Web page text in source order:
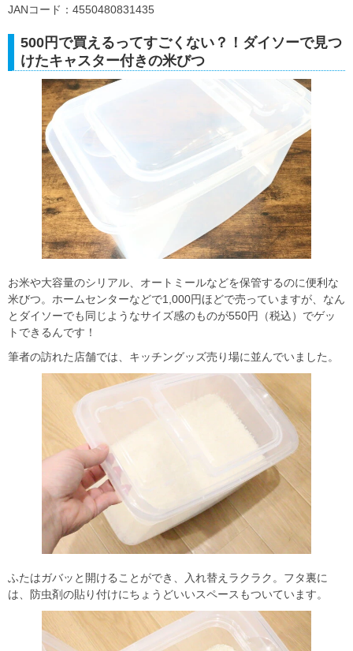
JANコード：4550480831435
500円で買えるってすごくない？！ダイソーで見つ
けたキャスター付きの米びつ
お米や大容量のシリアル、オートミールなどを保管するのに便利な
米びつ。ホームセンターなどで1,000円ほどで売っていますが、なん
とダイソーでも同じようなサイズ感のものが550円（税込）でゲッ
トできるんです！
筆者の訪れた店舗では、キッチングッズ売り場に並んでいました。
ふたはガバッと開けることができ、入れ替えラクラク。フタ裏に
は、防虫剤の貼り付けにちょうどいいスペースもついています。